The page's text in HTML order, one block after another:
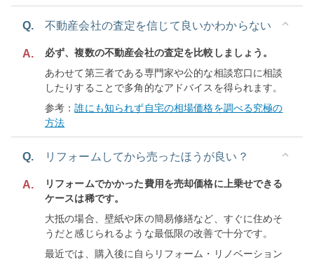
Q. 不動産会社の査定を信じて良いかわからない
A.
必ず、複数の不動産会社の査定を比較しましょう。
あわせて第三者である専門家や公的な相談窓口に相談
したりすることで多角的なアドバイスを得られます。
参考：誰にも知られず自宅の相場価格を調べる究極の
方法
Q. リフォームしてから売ったほうが良い？
A.
リフォームでかかった費用を売却価格に上乗せできる
ケースは稀です。
大抵の場合、壁紙や床の簡易修繕など、すぐに住めそ
うだと感じられるような最低限の改善で十分です。
最近では、購入後に自らリフォーム・リノベーション